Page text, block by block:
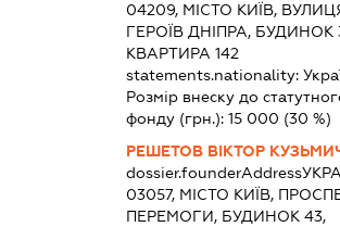
04209, МІСТО КИЇВ,
ГЕРОЇВ ДНІПРА, БУДИНОК
КВАРТИРА 142
statements.nationality:
Розмір внеску до
фонду (грн.):15 000 (30 %)
РЕШЕТОВ ВІКТОР
dossier.founderAddress
03057, МІСТО КИЇВ,
ПЕРЕМОГИ, БУДИНОК 43,